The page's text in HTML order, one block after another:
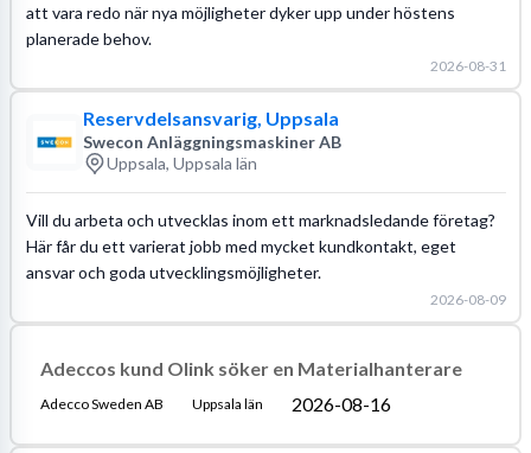
att vara redo när nya möjligheter dyker upp under höstens
planerade behov.
2026-08-31
Reservdelsansvarig, Uppsala
Swecon Anläggningsmaskiner AB
Uppsala, Uppsala län
Vill du arbeta och utvecklas inom ett marknadsledande företag?
Här får du ett varierat jobb med mycket kundkontakt, eget
ansvar och goda utvecklingsmöjligheter.
2026-08-09
Adeccos kund Olink söker en Materialhanterare
Adecco Sweden AB Uppsala län 2026-08-16